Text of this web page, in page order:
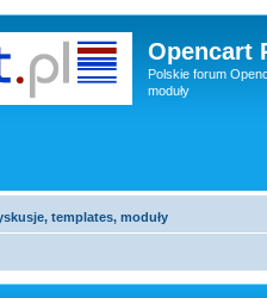
Opencart
Polskie forum
moduły
templates, moduły